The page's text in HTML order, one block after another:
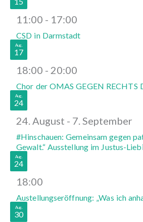
11:00 - 17:00
CSD in Darmstadt
Aug.
17
18:00 - 20:00
Chor der OMAS GEGEN RECHTS
Aug.
24
24. August - 7. September
#Hinschauen: Gemeinsam gegen
Gewalt.“ Ausstellung im Justus-
Aug.
24
18:00
Austellungseröffnung: „Was ich
Aug.
30